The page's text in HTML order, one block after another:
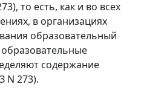
то есть, как и во всех
в организациях
образовательный
содержание
N 273).